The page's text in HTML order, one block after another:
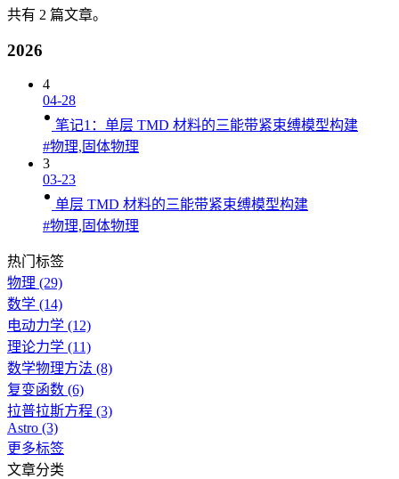
共有 2 篇文章。
2026
4
04-28
笔记1：单层 TMD 材料的三能带紧束缚模型构建
#物理,固体物理
3
03-23
单层 TMD 材料的三能带紧束缚模型构建
#物理,固体物理
热门标签
物理 (29)
数学 (14)
电动力学 (12)
理论力学 (11)
数学物理方法 (8)
复变函数 (6)
拉普拉斯方程 (3)
Astro (3)
更多标签
文章分类